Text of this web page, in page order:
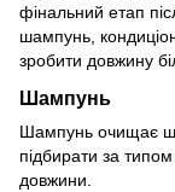
фінальний етап
шампунь,
зробити довжину
Шампунь
Шампунь очищає
підбирати за
довжини.